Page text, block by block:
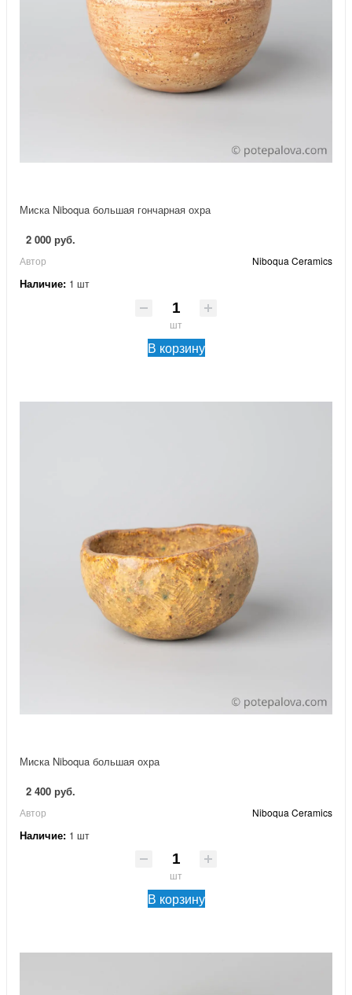
Миска Niboqua большая гончарная охра
2 000 руб.
Автор Niboqua Ceramics
Наличие: 1 шт
шт
В корзину
Миска Niboqua большая охра
2 400 руб.
Автор Niboqua Ceramics
Наличие: 1 шт
шт
В корзину